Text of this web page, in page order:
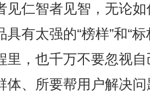
见仁智者见智，无论
具有太强的“榜样”和“
里，也千万不要忽视
体、所要帮用户解决